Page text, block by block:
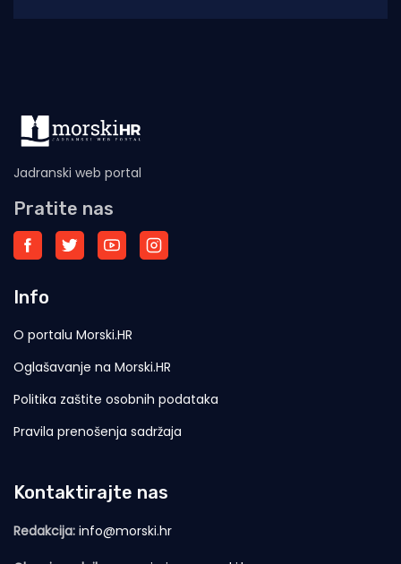
Jadranski web portal
Pratite nas
Info
O portalu Morski.HR
Oglašavanje na Morski.HR
Politika zaštite osobnih podataka
Pravila prenošenja sadržaja
Kontaktirajte nas
Redakcija: info@morski.hr